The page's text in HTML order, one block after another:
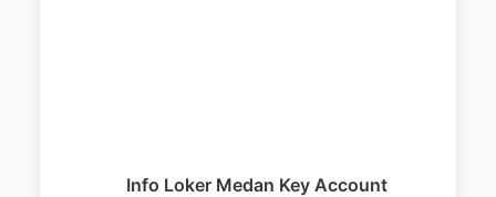
Info Loker Medan Key Account